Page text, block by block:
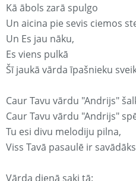
Kā ābols zarā spulgo
Un aicina pie sevis ciemos
Un Es jau nāku,
Es viens pulkā
Šī jaukā vārda īpašnieku
Caur Tavu vārdu "Andrijs"
Caur Tavu vārdu "Andrijs"
Tu esi divu melodiju pilna,
Viss Tavā pasaulē ir
Vārda dienā saki tā: